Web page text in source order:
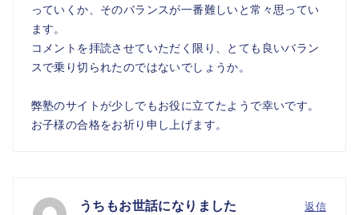
っていくか、そのバランスが一番難しいと常々思ってい
ます。
コメントを拝読させていただく限り、とても良いバラン
スで乗り切られたのではないでしょうか。
弊塾のサイトが少しでもお役に立てたようで幸いです。
お子様の合格をお祈り申し上げます。
うちもお世話になりました 返信